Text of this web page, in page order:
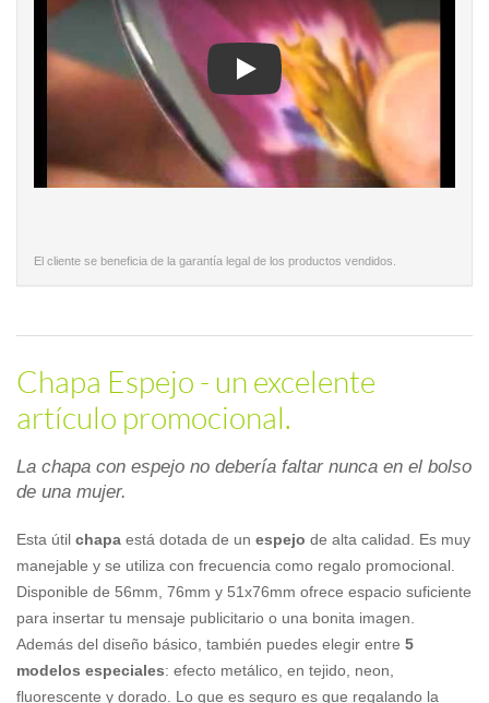
El cliente se beneficia de la garantía legal de los productos vendidos.
Chapa Espejo - un excelente
artículo promocional.
La chapa con espejo no debería faltar nunca en el bolso
de una mujer.
Esta útil chapa está dotada de un espejo de alta calidad. Es muy
manejable y se utiliza con frecuencia como regalo promocional.
Disponible de 56mm, 76mm y 51x76mm ofrece espacio suficiente
para insertar tu mensaje publicitario o una bonita imagen.
Además del diseño básico, también puedes elegir entre 5
modelos especiales: efecto metálico, en tejido, neon,
fluorescente y dorado. Lo que es seguro es que regalando la